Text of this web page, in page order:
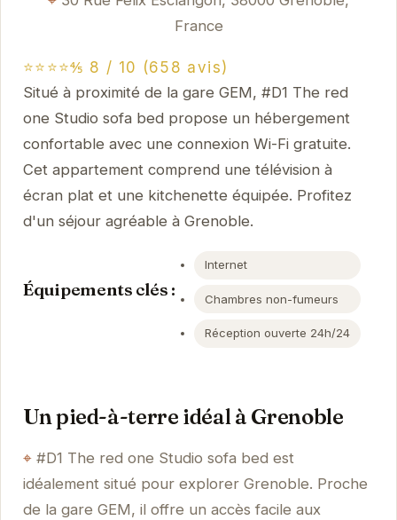
France
⭐⭐⭐⭐⅘ 8 / 10 (658 avis)
Situé à proximité de la gare GEM, #D1 The red
one Studio sofa bed propose un hébergement
confortable avec une connexion Wi-Fi gratuite.
Cet appartement comprend une télévision à
écran plat et une kitchenette équipée. Profitez
d'un séjour agréable à Grenoble.
Équipements clés :
Internet
Chambres non-fumeurs
Réception ouverte 24h/24
Un pied-à-terre idéal à Grenoble
#D1 The red one Studio sofa bed est
idéalement situé pour explorer Grenoble. Proche
de la gare GEM, il offre un accès facile aux